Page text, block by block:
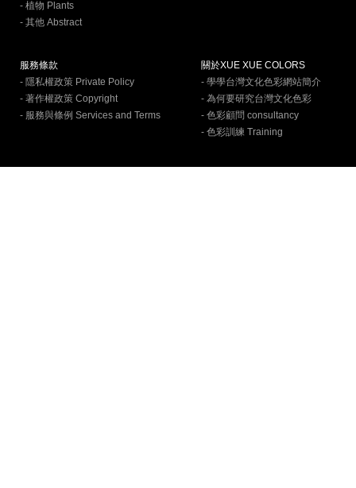
- 植物 Plants
- 其他 Abstract
服務條款
- 隱私權政策 Private Policy
- 著作權政策 Copyright
- 服務與條例 Services and Terms
關於XUE XUE COLORS
- 學學台灣文化色彩網站簡介
- 為何要研究台灣文化色彩
- 色彩顧問 consultancy
- 色彩訓練 Training